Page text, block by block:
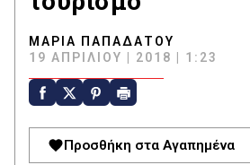
ΜΑΡΊΑ ΠΑΠΑΔΆΤΟΥ
19 ΑΠΡΙΛΊΟΥ | 2018 | 1:23
Προσθήκη στα Αγαπημένα